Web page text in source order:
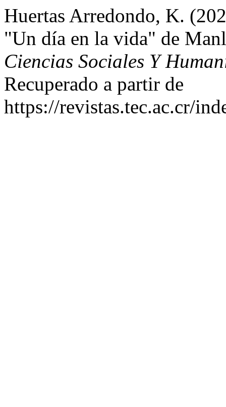
Huertas Arredondo, K.
"Un día en la vida" de
Ciencias Sociales Y
Recuperado a partir de
https://revistas.tec.ac.cr/